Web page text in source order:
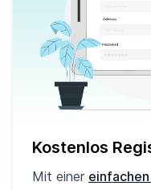
Kostenlos
Mit einer